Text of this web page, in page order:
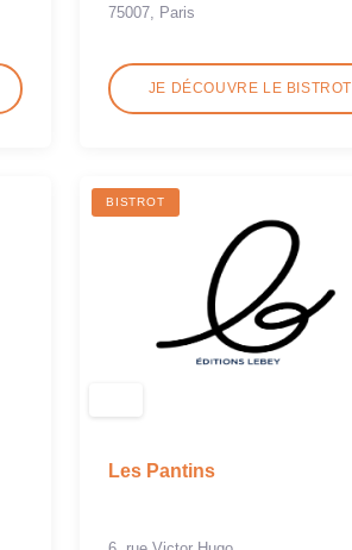
75007, Paris
JE DÉCOUVRE LE BISTROT
BISTROT
Les Pantins